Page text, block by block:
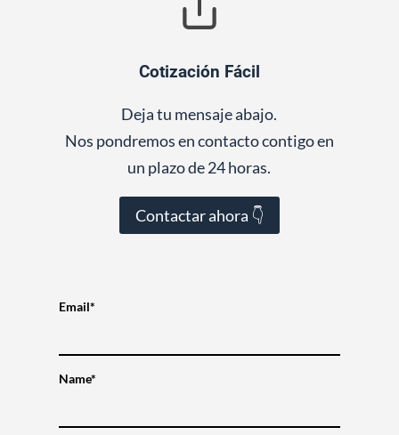
Cotización Fácil
Deja tu mensaje abajo.
Nos pondremos en contacto contigo en
un plazo de 24 horas.
Contactar ahora 👇
Email*
Name*